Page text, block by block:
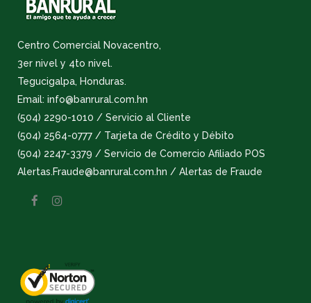
Centro Comercial Novacentro,
3er nivel y 4to nivel.
Tegucigalpa, Honduras.
Email: info@banrural.com.hn
(504) 2290-1010 / Servicio al Cliente
(504) 2564-0777 / Tarjeta de Crédito y Débito
(504) 2247-3379 / Servicio de Comercio Afiliado POS
Alertas.Fraude@banrural.com.hn / Alertas de Fraude